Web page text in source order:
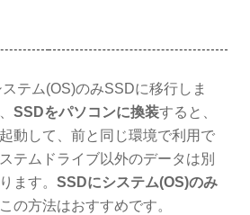
テム(OS)のみSSDに移行しま
SSDをパソコンに換装すると、
動して、前と同じ環境で利用で
テムドライブ以外のデータは別
ます。 SSDにシステム(OS)のみ
の方法はおすすめです。